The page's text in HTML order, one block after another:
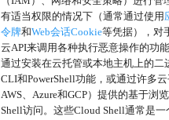
有适当权限的情况下（通常通过使用
令牌和Web会话Cookie等凭据），对
云API来调用各种执行恶意操作的功
通过安装在云托管或本地主机上的二
CLI和PowerShell功能，或通过许多
AWS、Azure和GCP）提供的基于浏
Shell访问。这些Cloud Shell通常是